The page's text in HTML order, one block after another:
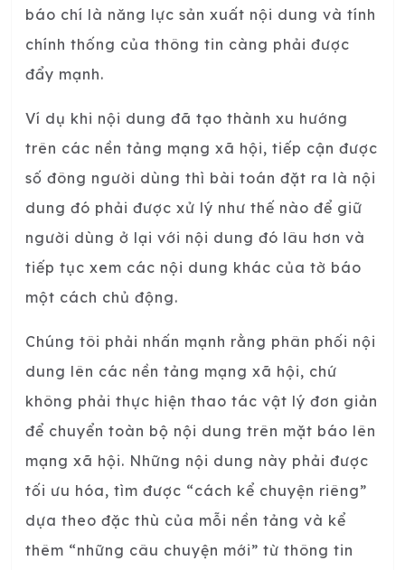
báo chí là năng lực sản xuất nội dung và tính
chính thống của thông tin càng phải được
đẩy mạnh.
Ví dụ khi nội dung đã tạo thành xu hướng
trên các nền tảng mạng xã hội, tiếp cận được
số đông người dùng thì bài toán đặt ra là nội
dung đó phải được xử lý như thế nào để giữ
người dùng ở lại với nội dung đó lâu hơn và
tiếp tục xem các nội dung khác của tờ báo
một cách chủ động.
Chúng tôi phải nhấn mạnh rằng phân phối nội
dung lên các nền tảng mạng xã hội, chứ
không phải thực hiện thao tác vật lý đơn giản
để chuyển toàn bộ nội dung trên mặt báo lên
mạng xã hội. Những nội dung này phải được
tối ưu hóa, tìm được “cách kể chuyện riêng”
dựa theo đặc thù của mỗi nền tảng và kể
thêm “những câu chuyện mới” từ thông tin